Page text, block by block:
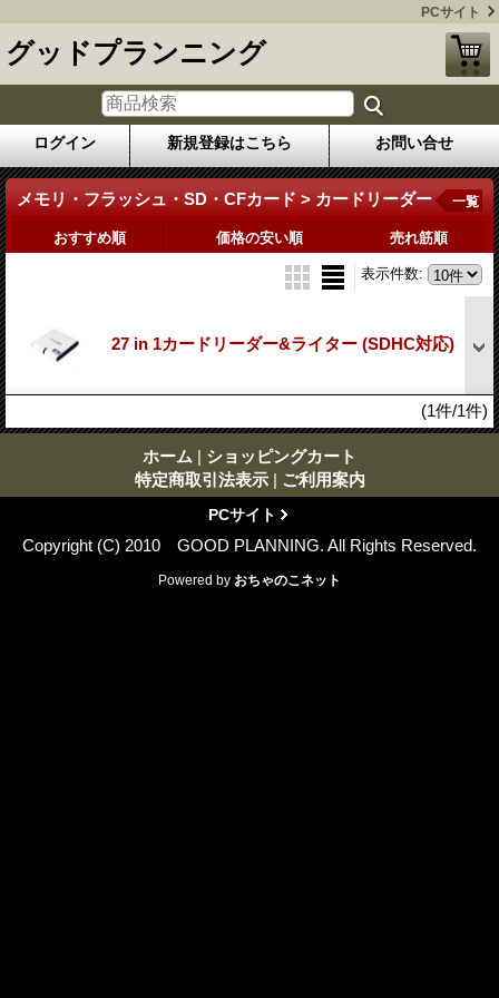
PCサイト
グッドプランニング
ログイン 新規登録はこちら お問い合せ
メモリ・フラッシュ・SD・CFカード > カードリーダー 一覧
おすすめ順 価格の安い順 売れ筋順
表示件数:
27 in 1カードリーダー&ライター (SDHC対応)
(1件/1件)
ホーム | ショッピングカート
特定商取引法表示 | ご利用案内
PCサイト
Copyright (C) 2010 GOOD PLANNING. All Rights Reserved.
Powered by おちゃのこネット